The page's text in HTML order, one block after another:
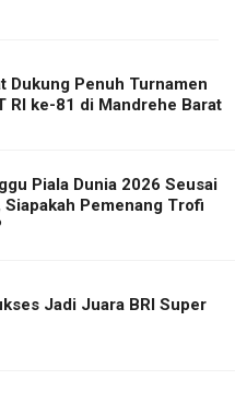
Dukung Penuh Turnamen
RI ke-81 di Mandrehe Barat
Piala Dunia 2026 Seusai
Siapakah Pemenang Trofi
Jadi Juara BRI Super